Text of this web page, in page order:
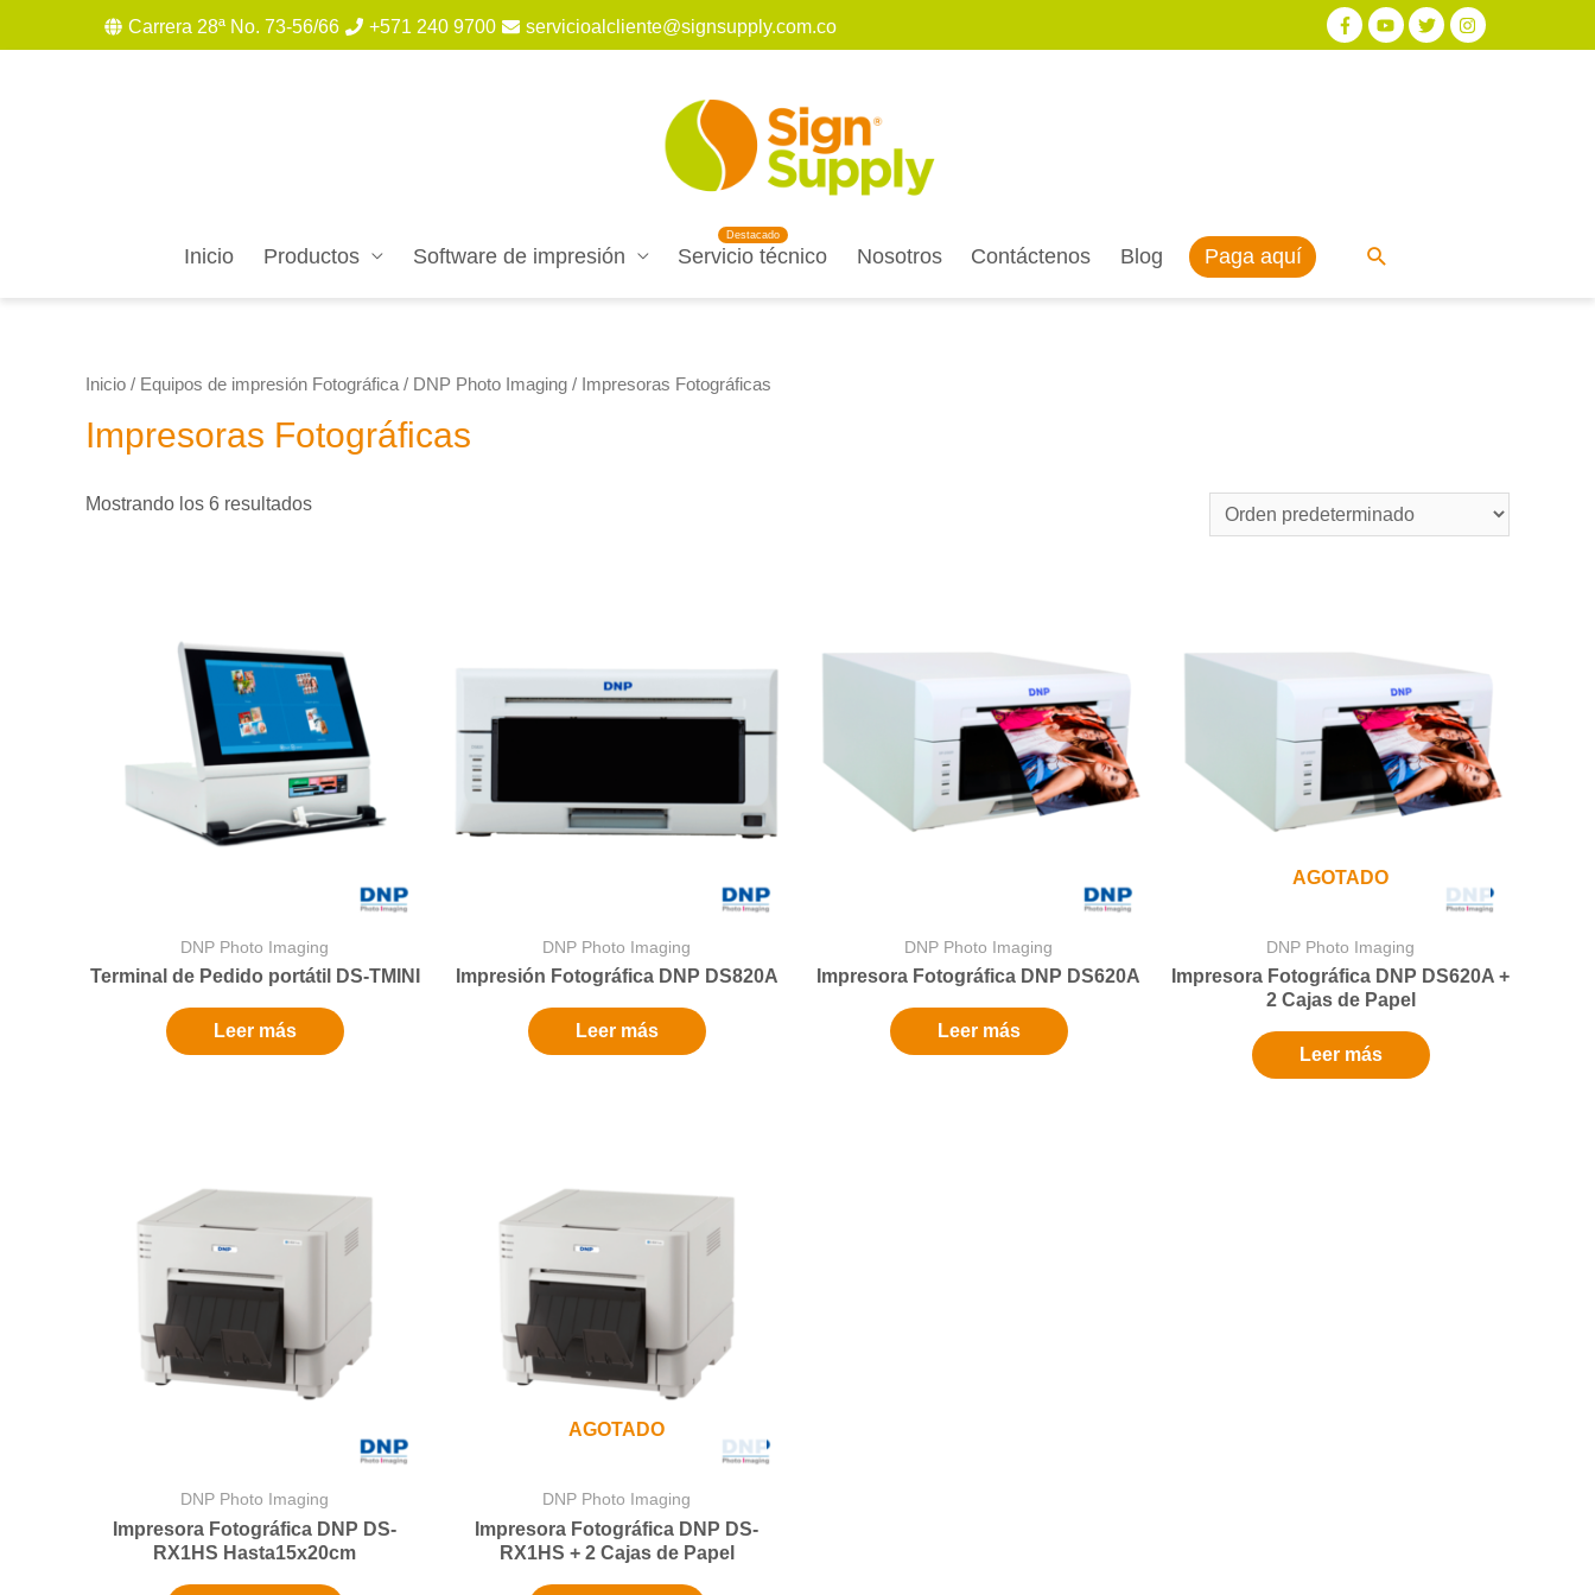
Carrera 28ª No. 73-56/66 +571 240 9700 servicioalcliente@signsupply.com.co
Inicio Productos Software de impresión Servicio técnico Nosotros Contáctenos Blog Paga aquí
Inicio / Equipos de impresión Fotográfica / DNP Photo Imaging / Impresoras Fotográficas
Impresoras Fotográficas
Mostrando los 6 resultados
DNP Photo Imaging
Terminal de Pedido portátil DS-TMINI
Leer más
DNP Photo Imaging
Impresión Fotográfica DNP DS820A
Leer más
DNP Photo Imaging
Impresora Fotográfica DNP DS620A
Leer más
AGOTADO
DNP Photo Imaging
Impresora Fotográfica DNP DS620A +
2 Cajas de Papel
Leer más
DNP Photo Imaging
Impresora Fotográfica DNP DS-
RX1HS Hasta15x20cm
AGOTADO
DNP Photo Imaging
Impresora Fotográfica DNP DS-
RX1HS + 2 Cajas de Papel